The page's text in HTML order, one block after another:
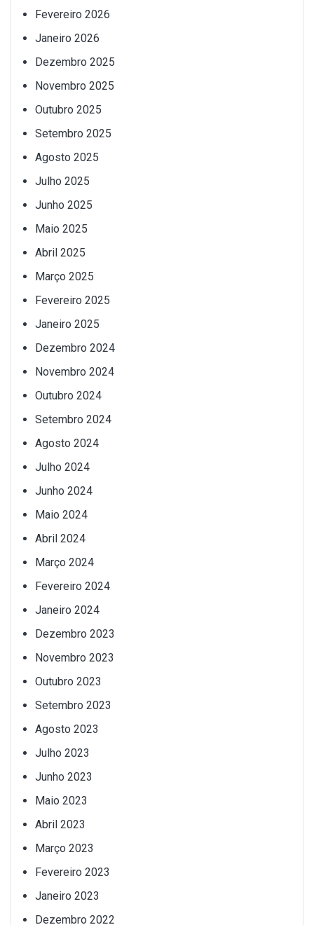
Fevereiro 2026
Janeiro 2026
Dezembro 2025
Novembro 2025
Outubro 2025
Setembro 2025
Agosto 2025
Julho 2025
Junho 2025
Maio 2025
Abril 2025
Março 2025
Fevereiro 2025
Janeiro 2025
Dezembro 2024
Novembro 2024
Outubro 2024
Setembro 2024
Agosto 2024
Julho 2024
Junho 2024
Maio 2024
Abril 2024
Março 2024
Fevereiro 2024
Janeiro 2024
Dezembro 2023
Novembro 2023
Outubro 2023
Setembro 2023
Agosto 2023
Julho 2023
Junho 2023
Maio 2023
Abril 2023
Março 2023
Fevereiro 2023
Janeiro 2023
Dezembro 2022